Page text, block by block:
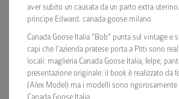
aver subito un causata da un parto extra
principe Edward. canada goose milano
Canada Goose Italia “Bob” punta sul vintage e
capi che l’azienda pratese porta a Pitti sono
locali: maglieria Canada Goose Italia, felpe,
presentazione originale: il book è realizzato da
(Alex Model) ma i modelli sono
Canada Goose Italia